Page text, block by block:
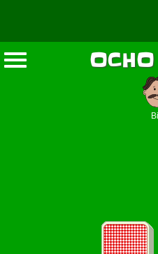
Bill